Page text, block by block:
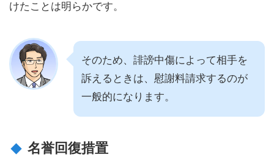
けたことは明らかです。
そのため、誹謗中傷によって相手を
訴えるときは、慰謝料請求するのが
一般的になります。
名誉回復措置